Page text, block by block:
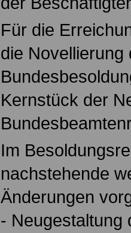
Für die
die Novellierung
Kernstück der
Im
nachstehende
Änderungen
- Neugestaltung